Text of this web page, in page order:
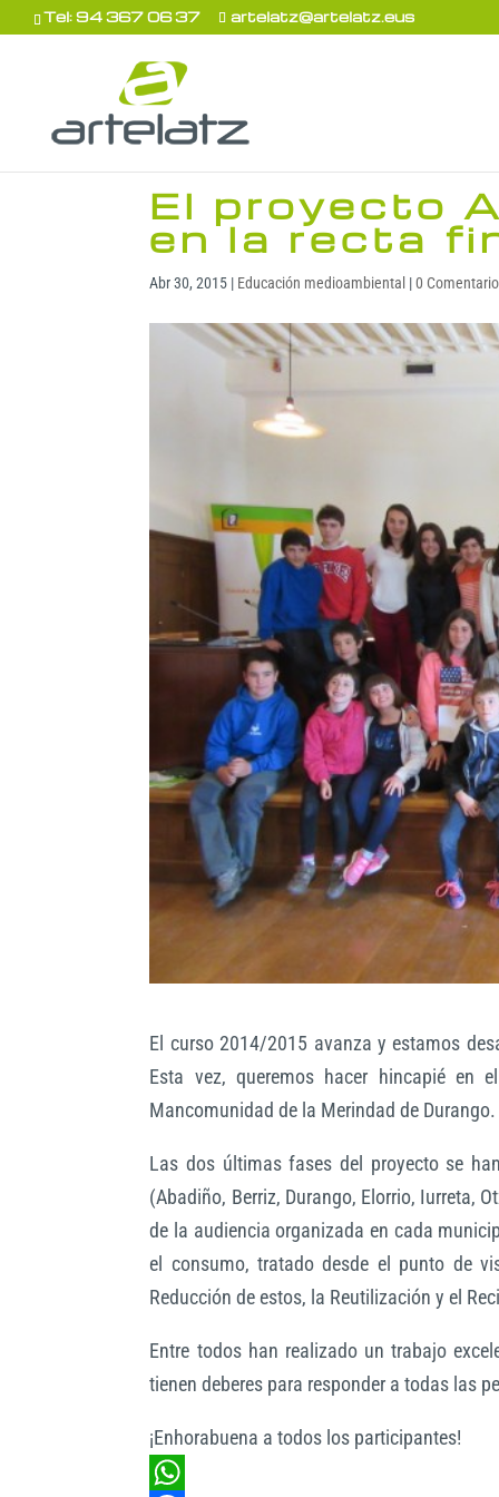
Tel: 94 367 06 37 artelatz@artelatz.eus
El proyecto
en la recta
Abr 30, 2015 | Educación medioambiental |0
El curso 2014/2015 avanza y estamos
Esta vez, queremos hacer hincapié en
Mancomunidad de la Merindad de Durango.
Las dos últimas fases del proyecto se
(Abadiño, Berriz, Durango, Elorrio, Iurreta,
de la audiencia organizada en cada
el consumo, tratado desde el punto de
Reducción de estos, la Reutilización y el
Entre todos han realizado un trabajo
tienen deberes para responder a todas las
¡Enhorabuena a todos los participantes!